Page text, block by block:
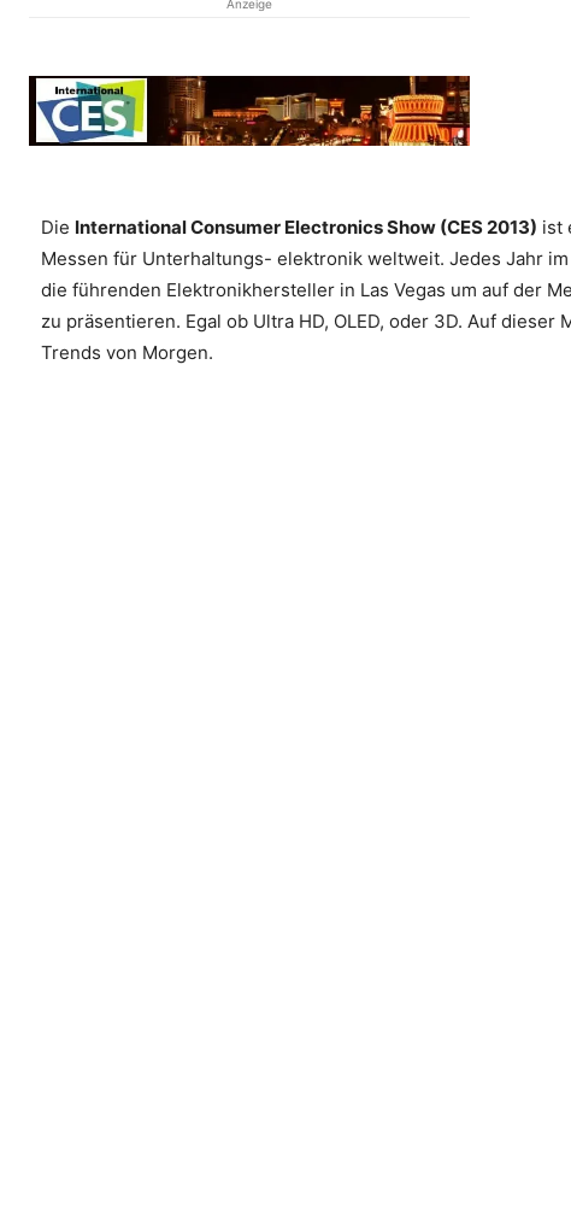
Anzeige
Die International Consumer Electronics Show (CES 2013) ist
Messen für Unterhaltungs- elektronik weltweit. Jedes Jahr
die führenden Elektronikhersteller in Las Vegas um auf der
zu präsentieren. Egal ob Ultra HD, OLED, oder 3D. Auf dieser
Trends von Morgen.